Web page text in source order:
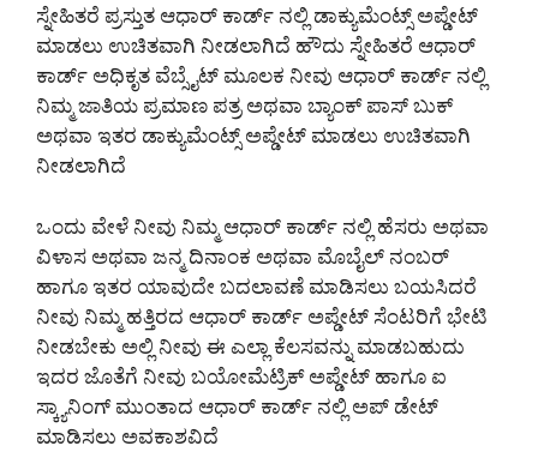
ಸ್ನೇಹಿತರೆ ಪ್ರಸ್ತುತ ಆಧಾರ್ ಕಾರ್ಡ್ ನಲ್ಲಿ ಡಾಕ್ಯುಮೆಂಟ್ಸ್ ಅಪ್ಡೇಟ್
ಮಾಡಲು ಉಚಿತವಾಗಿ ನೀಡಲಾಗಿದೆ ಹೌದು ಸ್ನೇಹಿತರೆ ಆಧಾರ್
ಕಾರ್ಡ್ ಅಧಿಕೃತ ವೆಬ್ಸೈಟ್ ಮೂಲಕ ನೀವು ಆಧಾರ್ ಕಾರ್ಡ್ ನಲ್ಲಿ
ನಿಮ್ಮ ಜಾತಿಯ ಪ್ರಮಾಣ ಪತ್ರ ಅಥವಾ ಬ್ಯಾಂಕ್ ಪಾಸ್ ಬುಕ್
ಅಥವಾ ಇತರ ಡಾಕ್ಯುಮೆಂಟ್ಸ್ ಅಪ್ಡೇಟ್ ಮಾಡಲು ಉಚಿತವಾಗಿ
ನೀಡಲಾಗಿದೆ
ಒಂದು ವೇಳೆ ನೀವು ನಿಮ್ಮ ಆಧಾರ್ ಕಾರ್ಡ್ ನಲ್ಲಿ ಹೆಸರು ಅಥವಾ
ವಿಳಾಸ ಅಥವಾ ಜನ್ಮ ದಿನಾಂಕ ಅಥವಾ ಮೊಬೈಲ್ ನಂಬರ್
ಹಾಗೂ ಇತರ ಯಾವುದೇ ಬದಲಾವಣೆ ಮಾಡಿಸಲು ಬಯಸಿದರೆ
ನೀವು ನಿಮ್ಮ ಹತ್ತಿರದ ಆಧಾರ್ ಕಾರ್ಡ್ ಅಪ್ಡೇಟ್ ಸೆಂಟರಿಗೆ ಭೇಟಿ
ನೀಡಬೇಕು ಅಲ್ಲಿ ನೀವು ಈ ಎಲ್ಲಾ ಕೆಲಸವನ್ನು ಮಾಡಬಹುದು
ಇದರ ಜೊತೆಗೆ ನೀವು ಬಯೋಮೆಟ್ರಿಕ್ ಅಪ್ಡೇಟ್ ಹಾಗೂ ಐ
ಸ್ಕ್ಯಾನಿಂಗ್ ಮುಂತಾದ ಆಧಾರ್ ಕಾರ್ಡ್ ನಲ್ಲಿ ಅಪ್ ಡೇಟ್
ಮಾಡಿಸಲು ಅವಕಾಶವಿದೆ